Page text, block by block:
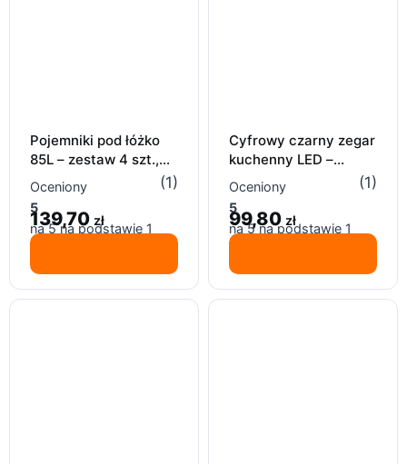
Pojemniki pod łóżko
85L – zestaw 4 szt.,
składane organizery
na pościel i kołdry
Oceniony
5
na 5 na podstawie 1
(1)
139,70 zł
Cyfrowy czarny zegar
kuchenny LED –
magnetyczny
minutnik z regulacją
Oceniony
5
na 5 na podstawie 1
(1)
99,80 zł